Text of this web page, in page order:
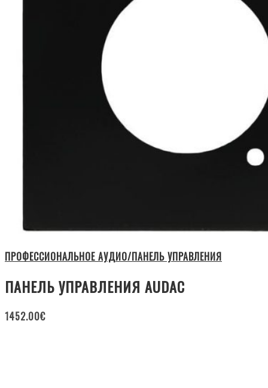
ПРОФЕССИОНАЛЬНОЕ АУДИО/ПАНЕЛЬ УПРАВЛЕНИЯ
ПАНЕЛЬ УПРАВЛЕНИЯ AUDAC
1452.00€